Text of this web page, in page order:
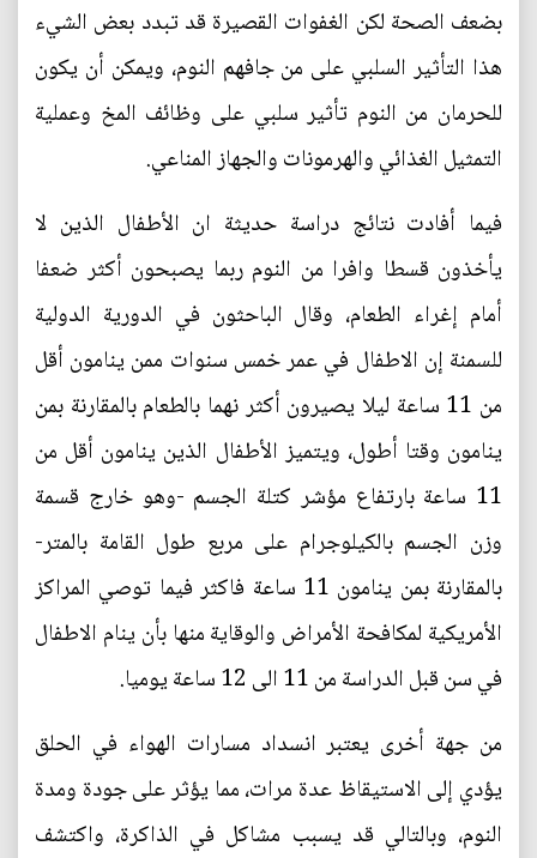
بضعف الصحة لكن الغفوات القصيرة قد تبدد بعض الشيء
هذا التأثير السلبي على من جافهم النوم، ويمكن أن يكون
للحرمان من النوم تأثير سلبي على وظائف المخ وعملية
التمثيل الغذائي والهرمونات والجهاز المناعي.
فيما أفادت نتائج دراسة حديثة ان الأطفال الذين لا
يأخذون قسطا وافرا من النوم ربما يصبحون أكثر ضعفا
أمام إغراء الطعام، وقال الباحثون في الدورية الدولية
للسمنة إن الاطفال في عمر خمس سنوات ممن ينامون أقل
من 11 ساعة ليلا يصيرون أكثر نهما بالطعام بالمقارنة بمن
ينامون وقتا أطول، ويتميز الأطفال الذين ينامون أقل من
11 ساعة بارتفاع مؤشر كتلة الجسم -وهو خارج قسمة
وزن الجسم بالكيلوجرام على مربع طول القامة بالمتر-
بالمقارنة بمن ينامون 11 ساعة فاكثر فيما توصي المراكز
الأمريكية لمكافحة الأمراض والوقاية منها بأن ينام الاطفال
في سن قبل الدراسة من 11 الى 12 ساعة يوميا.
من جهة أخرى يعتبر انسداد مسارات الهواء في الحلق
يؤدي إلى الاستيقاظ عدة مرات، مما يؤثر على جودة ومدة
النوم، وبالتالي قد يسبب مشاكل في الذاكرة، واكتشف